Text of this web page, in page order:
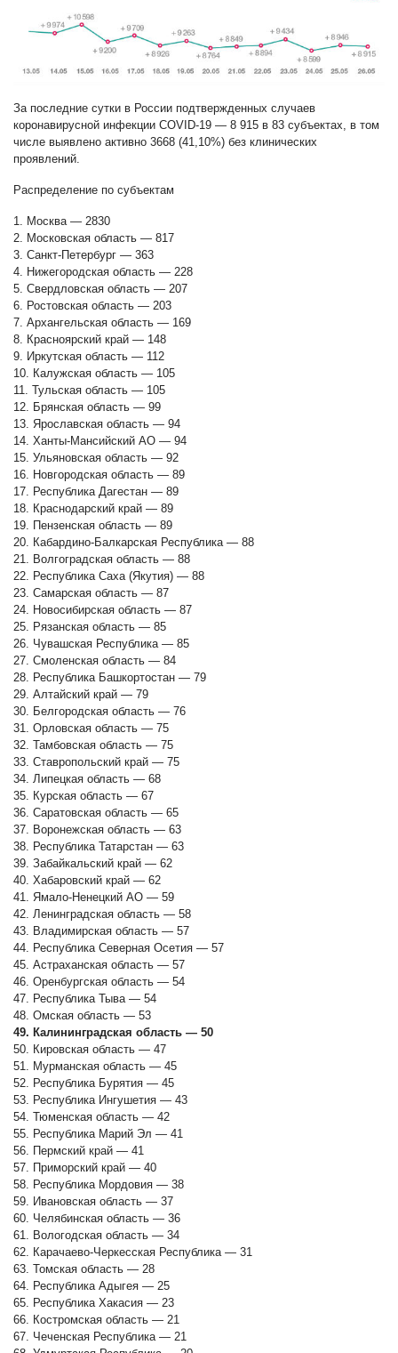
За последние сутки в России подтвержденных случаев
коронавирусной инфекции COVID-19 — 8 915 в 83 субъектах, в том
числе выявлено активно 3668 (41,10%) без клинических
проявлений.
Распределение по субъектам
1. Москва — 2830
2. Московская область — 817
3. Санкт-Петербург — 363
4. Нижегородская область — 228
5. Свердловская область — 207
6. Ростовская область — 203
7. Архангельская область — 169
8. Красноярский край — 148
9. Иркутская область — 112
10. Калужская область — 105
11. Тульская область — 105
12. Брянская область — 99
13. Ярославская область — 94
14. Ханты-Мансийский АО — 94
15. Ульяновская область — 92
16. Новгородская область — 89
17. Республика Дагестан — 89
18. Краснодарский край — 89
19. Пензенская область — 89
20. Кабардино-Балкарская Республика — 88
21. Волгоградская область — 88
22. Республика Саха (Якутия) — 88
23. Самарская область — 87
24. Новосибирская область — 87
25. Рязанская область — 85
26. Чувашская Республика — 85
27. Смоленская область — 84
28. Республика Башкортостан — 79
29. Алтайский край — 79
30. Белгородская область — 76
31. Орловская область — 75
32. Тамбовская область — 75
33. Ставропольский край — 75
34. Липецкая область — 68
35. Курская область — 67
36. Саратовская область — 65
37. Воронежская область — 63
38. Республика Татарстан — 63
39. Забайкальский край — 62
40. Хабаровский край — 62
41. Ямало-Ненецкий АО — 59
42. Ленинградская область — 58
43. Владимирская область — 57
44. Республика Северная Осетия — 57
45. Астраханская область — 57
46. Оренбургская область — 54
47. Республика Тыва — 54
48. Омская область — 53
49. Калининградская область — 50
50. Кировская область — 47
51. Мурманская область — 45
52. Республика Бурятия — 45
53. Республика Ингушетия — 43
54. Тюменская область — 42
55. Республика Марий Эл — 41
56. Пермский край — 41
57. Приморский край — 40
58. Республика Мордовия — 38
59. Ивановская область — 37
60. Челябинская область — 36
61. Вологодская область — 34
62. Карачаево-Черкесская Республика — 31
63. Томская область — 28
64. Республика Адыгея — 25
65. Республика Хакасия — 23
66. Костромская область — 21
67. Чеченская Республика — 21